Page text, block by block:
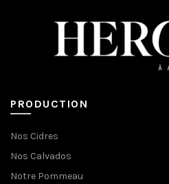
PRODUCTION
Nos Cidres
Nos Calvados
Notre Pommeau